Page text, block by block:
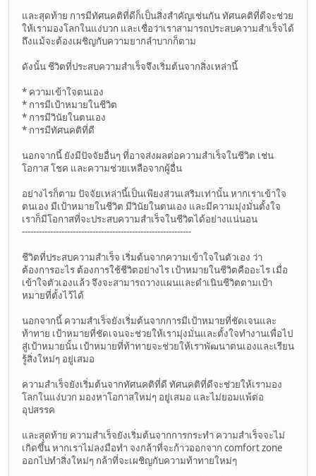
และสุดท้าย การมีทัศนคติที่ดีก็เป็นสิ่งสำคัญเช่นกัน ทัศนคติที่ดีจะช่วย
ให้เรามองโลกในแง่บวก และเชื่อว่าเราสามารถประสบความสำเร็จได้
ถึงแม้จะต้องเผชิญกับความยากลำบากก็ตาม
ดังนั้น ชีวิตที่ประสบความสำเร็จจึงเริ่มต้นจากสิ่งเหล่านี้
* ความเข้าใจตนเอง
* การมีเป้าหมายในชีวิต
* การมีวินัยในตนเอง
* การมีทัศนคติที่ดี
นอกจากนี้ ยังมีปัจจัยอื่นๆ ที่อาจส่งผลต่อความสำเร็จในชีวิต เช่น
โอกาส โชค และความช่วยเหลือจากผู้อื่น
อย่างไรก็ตาม ปัจจัยเหล่านี้เป็นเพียงส่วนเสริมเท่านั้น หากเราเข้าใจ
ตนเอง มีเป้าหมายในชีวิต มีวินัยในตนเอง และมีความมุ่งมั่นตั้งใจ
เราก็มีโอกาสที่จะประสบความสำเร็จในชีวิตได้อย่างแน่นอน
------------------------------------------------------------
ชีวิตที่ประสบความสำเร็จ เริ่มต้นจากความเข้าใจในตัวเอง ว่า
ต้องการอะไร ต้องการใช้ชีวิตอย่างไร เป้าหมายในชีวิตคืออะไร เมื่อ
เข้าใจตัวเองแล้ว จึงจะสามารถวางแผนและดำเนินชีวิตตามเป้า
หมายที่ตั้งไว้ได้
นอกจากนี้ ความสำเร็จยังเริ่มต้นจากการมีเป้าหมายที่ชัดเจนและ
ท้าทาย เป้าหมายที่ชัดเจนจะช่วยให้เรามุ่งมั่นและตั้งใจทำงานเพื่อไป
สู่เป้าหมายนั้น เป้าหมายที่ท้าทายจะช่วยให้เราพัฒนาตนเองและเรียน
รู้สิ่งใหม่ๆ อยู่เสมอ
ความสำเร็จยังเริ่มต้นจากทัศนคติที่ดี ทัศนคติที่ดีจะช่วยให้เรามอง
โลกในแง่บวก มองหาโอกาสใหม่ๆ อยู่เสมอ และไม่ยอมแพ้ต่อ
อุปสรรค
และสุดท้าย ความสำเร็จยังเริ่มต้นจากการกระทำ ความสำเร็จจะไม่
เกิดขึ้น หากเราไม่ลงมือทำ จงกล้าที่จะก้าวออกจาก comfort zone
ออกไปทำสิ่งใหม่ๆ กล้าที่จะเผชิญกับความท้าทายใหม่ๆ